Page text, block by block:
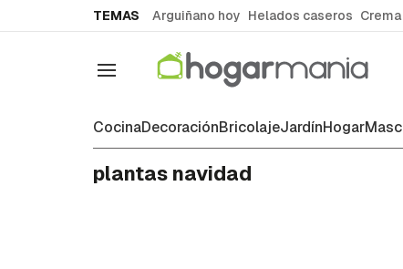
TEMAS Arguiñano hoy Helados caseros
Navegación
CocinaDecoraciónBricolajeJardínHogar
plantas navidad